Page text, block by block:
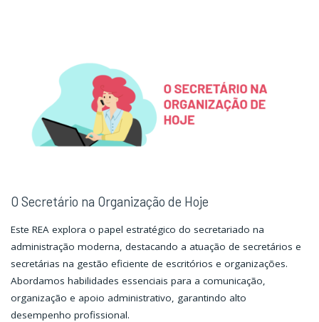
O Secretário na Organização de Hoje
Este REA explora o papel estratégico do secretariado na
administração moderna, destacando a atuação de secretários e
secretárias na gestão eficiente de escritórios e organizações.
Abordamos habilidades essenciais para a comunicação,
organização e apoio administrativo, garantindo alto
desempenho profissional.